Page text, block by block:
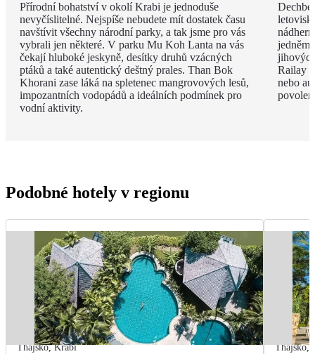
Přírodní bohatství v okolí Krabi je jednoduše
nevyčíslitelné. Nejspíše nebudete mít dostatek času
navštívit všechny národní parky, a tak jsme pro vás
vybrali jen některé. V parku Mu Koh Lanta na vás
čekají hluboké jeskyně, desítky druhů vzácných
ptáků a také autentický deštný prales. Than Bok
Khorani zase láká na spletenec mangrovových lesů,
impozantních vodopádů a ideálních podmínek pro
vodní aktivity.
jedněm
Railay
nebo
Podobné hotely v regionu
Thajsko,Krabi Thajsko,